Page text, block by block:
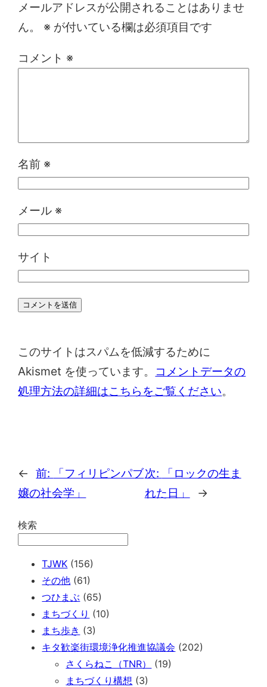
メールアドレスが公開されることはありませ
ん。
※ が付いている欄は必須項目です
コメント ※
名前 ※
メール ※
サイト
このサイトはスパムを低減するために
Akismet を使っています。
コメントデータの
処理方法の詳細はこちらをご覧ください。
← 前:
「フィリピンパブ
嬢の社会学」
次:
「ロックの生ま
れた日」
→
検索
TJWK (156)
その他 (61)
つひまぶ (65)
まちづくり (10)
まち歩き (3)
キタ歓楽街環境浄化推進協議会 (202)
さくらねこ（TNR）
(19)
まちづくり構想 (3)